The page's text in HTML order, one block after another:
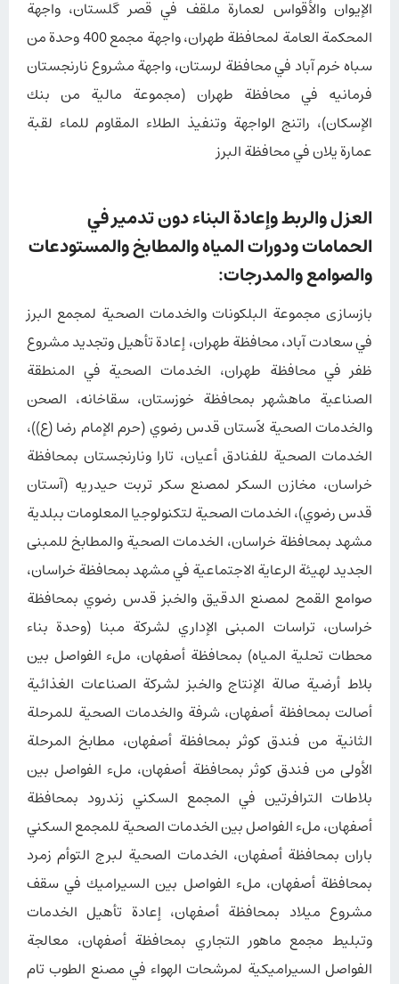
الإيوان والأقواس لعمارة ملقف في قصر گلستان، واجهة
المحكمة العامة لمحافظة طهران، واجهة مجمع 400 وحدة من
سباه خرم آباد في محافظة لرستان، واجهة مشروع نارنجستان
فرمانیه في محافظة طهران (مجموعة مالية من بنك
الإسكان)، راتنج الواجهة وتنفيذ الطلاء المقاوم للماء لقبة
عمارة یلان في محافظة البرز
العزل والربط وإعادة البناء دون تدمير في
الحمامات ودورات المياه والمطابخ والمستودعات
والصوامع والمدرجات:
بازسازی مجموعة البلكونات والخدمات الصحية لمجمع البرز
في سعادت آباد، محافظة طهران، إعادة تأهيل وتجديد مشروع
ظفر في محافظة طهران، الخدمات الصحية في المنطقة
الصناعية ماهشهر بمحافظة خوزستان، سقاخانه، الصحن
والخدمات الصحية لآستان قدس رضوي (حرم الإمام رضا (ع))،
الخدمات الصحية للفنادق أعیان، تارا ونارنجستان بمحافظة
خراسان، مخازن السكر لمصنع سكر تربت حيدريه (آستان
قدس رضوي)، الخدمات الصحية لتكنولوجيا المعلومات ببلدية
مشهد بمحافظة خراسان، الخدمات الصحية والمطابخ للمبنى
الجديد لهيئة الرعاية الاجتماعية في مشهد بمحافظة خراسان،
صوامع القمح لمصنع الدقيق والخبز قدس رضوي بمحافظة
خراسان، تراسات المبنى الإداري لشركة مبنا (وحدة بناء
محطات تحلية المياه) بمحافظة أصفهان، ملء الفواصل بين
بلاط أرضية صالة الإنتاج والخبز لشركة الصناعات الغذائية
أصالت بمحافظة أصفهان، شرفة والخدمات الصحية للمرحلة
الثانية من فندق كوثر بمحافظة أصفهان، مطابخ المرحلة
الأولى من فندق كوثر بمحافظة أصفهان، ملء الفواصل بين
بلاطات الترافرتين في المجمع السكني زندرود بمحافظة
أصفهان، ملء الفواصل بين الخدمات الصحية للمجمع السكني
باران بمحافظة أصفهان، الخدمات الصحية لبرج التوأم زمرد
بمحافظة أصفهان، ملء الفواصل بين السيراميك في سقف
مشروع ميلاد بمحافظة أصفهان، إعادة تأهيل الخدمات
وتبليط مجمع ماهور التجاري بمحافظة أصفهان، معالجة
الفواصل السيراميكية لمرشحات الهواء في مصنع الطوب تام